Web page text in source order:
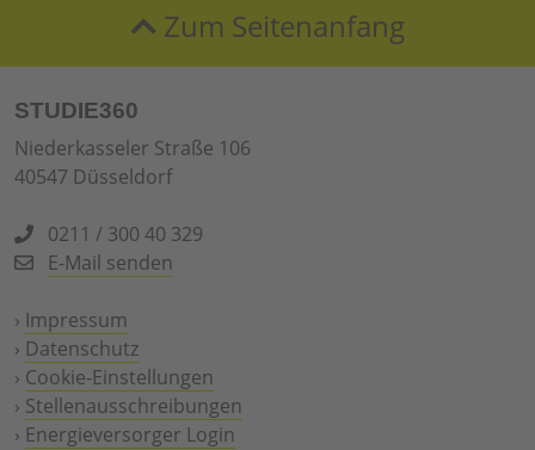
Zum Seitenanfang
STUDIE360
Niederkasseler Straße 106
40547 Düsseldorf
0211 / 300 40 329
E-Mail senden
› Impressum
› Datenschutz
› Cookie-Einstellungen
› Stellenausschreibungen
› Energieversorger Login